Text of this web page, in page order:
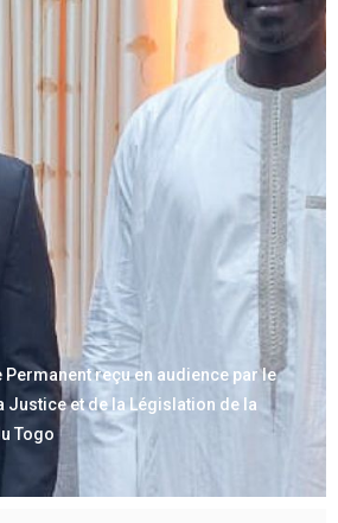
Permanent reçu en audience par le
Justice et de la Législation de la
Togo